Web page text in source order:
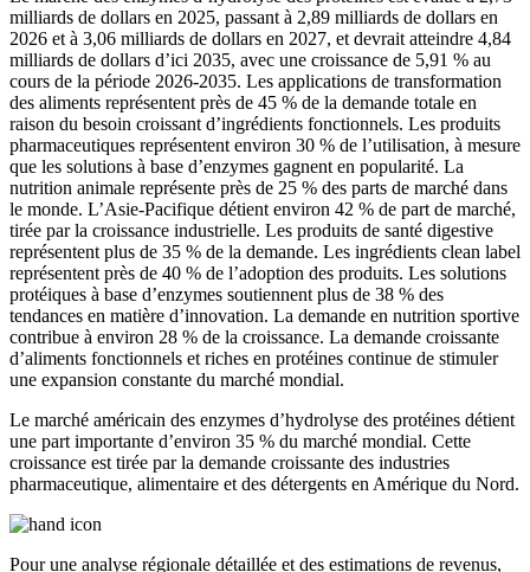
milliards de dollars en 2025, passant à 2,89 milliards de dollars en
2026 et à 3,06 milliards de dollars en 2027, et devrait atteindre 4,84
milliards de dollars d’ici 2035, avec une croissance de 5,91 % au
cours de la période 2026-2035. Les applications de transformation
des aliments représentent près de 45 % de la demande totale en
raison du besoin croissant d’ingrédients fonctionnels. Les produits
pharmaceutiques représentent environ 30 % de l’utilisation, à mesure
que les solutions à base d’enzymes gagnent en popularité. La
nutrition animale représente près de 25 % des parts de marché dans
le monde. L’Asie-Pacifique détient environ 42 % de part de marché,
tirée par la croissance industrielle. Les produits de santé digestive
représentent plus de 35 % de la demande. Les ingrédients clean label
représentent près de 40 % de l’adoption des produits. Les solutions
protéiques à base d’enzymes soutiennent plus de 38 % des
tendances en matière d’innovation. La demande en nutrition sportive
contribue à environ 28 % de la croissance. La demande croissante
d’aliments fonctionnels et riches en protéines continue de stimuler
une expansion constante du marché mondial.
Le marché américain des enzymes d’hydrolyse des protéines détient
une part importante d’environ 35 % du marché mondial. Cette
croissance est tirée par la demande croissante des industries
pharmaceutique, alimentaire et des détergents en Amérique du Nord.
Pour une analyse régionale détaillée et des estimations de revenus,